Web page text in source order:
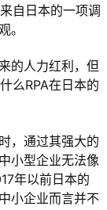
自日本的一项调
。
的人力红利，但
么RPA在日本的
，通过其强大的
小型企业无法像
年以前日本的
小企业而言并不